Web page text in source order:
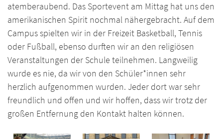
atemberaubend. Das Sportevent am Mittag hat uns den
amerikanischen Spirit nochmal nähergebracht. Auf dem
Campus spielten wir in der Freizeit Basketball, Tennis
oder Fußball, ebenso durften wir an den religiösen
Veranstaltungen der Schule teilnehmen. Langweilig
wurde es nie, da wir von den Schüler*innen sehr
herzlich aufgenommen wurden. Jeder dort war sehr
freundlich und offen und wir hoffen, dass wir trotz der
großen Entfernung den Kontakt halten können.